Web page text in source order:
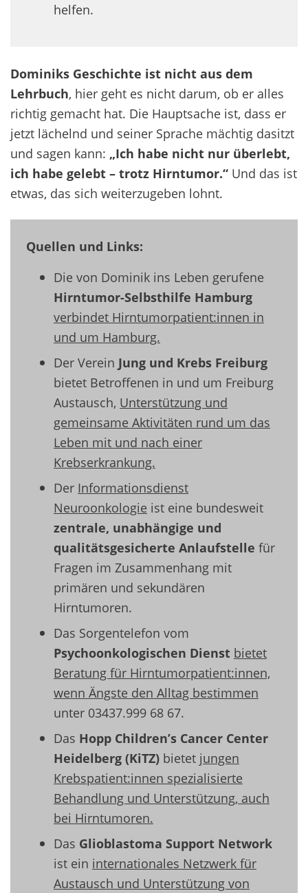
helfen.
Dominiks Geschichte ist nicht aus dem
Lehrbuch, hier geht es nicht darum, ob er alles
richtig gemacht hat. Die Hauptsache ist, dass er
jetzt lächelnd und seiner Sprache mächtig dasitzt
und sagen kann: „Ich habe nicht nur überlebt,
ich habe gelebt – trotz Hirntumor.“ Und das ist
etwas, das sich weiterzugeben lohnt.
Quellen und Links:
Die von Dominik ins Leben gerufene
Hirntumor-Selbsthilfe Hamburg
verbindet Hirntumorpatient:innen in
und um Hamburg.
Der Verein Jung und Krebs Freiburg
bietet Betroffenen in und um Freiburg
Austausch, Unterstützung und
gemeinsame Aktivitäten rund um das
Leben mit und nach einer
Krebserkrankung.
Der Informationsdienst
Neuroonkologie ist eine bundesweit
zentrale, unabhängige und
qualitätsgesicherte Anlaufstelle für
Fragen im Zusammenhang mit
primären und sekundären
Hirntumoren.
Das Sorgentelefon vom
Psychoonkologischen Dienst bietet
Beratung für Hirntumorpatient:innen,
wenn Ängste den Alltag bestimmen
unter 03437.999 68 67.
Das Hopp Children’s Cancer Center
Heidelberg (KiTZ) bietet jungen
Krebspatient:innen spezialisierte
Behandlung und Unterstützung, auch
bei Hirntumoren.
Das Glioblastoma Support Network
ist ein internationales Netzwerk für
Austausch und Unterstützung von